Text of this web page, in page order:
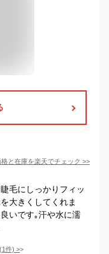
格と在庫を楽天でチェック >>
毛にしっかりフィッ
大きくしてくれま
いです｡汗や水に濡
(1件) >